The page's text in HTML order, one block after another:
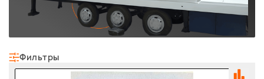
Фильтры